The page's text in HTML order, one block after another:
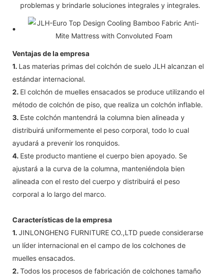
problemas y brindarle soluciones integrales y integrales.
Ventajas de la empresa
1. Las materias primas del colchón de suelo JLH alcanzan el
estándar internacional.
2. El colchón de muelles ensacados se produce utilizando el
método de colchón de piso, que realiza un colchón inflable.
3. Este colchón mantendrá la columna bien alineada y
distribuirá uniformemente el peso corporal, todo lo cual
ayudará a prevenir los ronquidos.
4. Este producto mantiene el cuerpo bien apoyado. Se
ajustará a la curva de la columna, manteniéndola bien
alineada con el resto del cuerpo y distribuirá el peso
corporal a lo largo del marco.
Características de la empresa
1. JINLONGHENG FURNITURE CO.,LTD puede considerarse
un líder internacional en el campo de los colchones de
muelles ensacados.
2. Todos los procesos de fabricación de colchones tamaño